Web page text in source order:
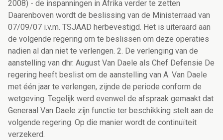
2008) - de inspanningen in Afrika verder te zetten
Daarenboven wordt de beslissing van de Ministerraad van
07/09/07 i.v.m. TSJAAD herbevestigd. Het is uiteraard aan
de volgende regering om te beslissen om deze operaties
nadien al dan niet te verlengen. 2. De verlenging van de
aanstelling van dhr. August Van Daele als Chef Defensie De
regering heeft beslist om de aanstelling van A. Van Daele
met één jaar te verlengen, zijnde de periode conform de
wetgeving. Tegelijk werd evenwel de afspraak gemaakt dat
Generaal Van Daele zijn functie ter beschikking stelt aan de
volgende regering. Op die manier wordt de continuïteit
verzekerd.